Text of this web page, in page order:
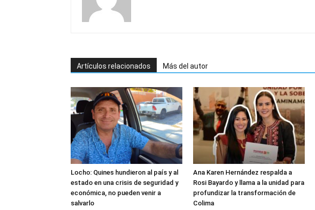
Artículos relacionados Más del autor
Locho: Quines hundieron al país y al
estado en una crisis de seguridad y
económica, no pueden venir a
salvarlo
Ana Karen Hernández respalda a
Rosi Bayardo y llama a la unidad para
profundizar la transformación de
Colima